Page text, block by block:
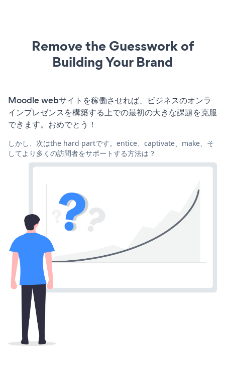
Remove the Guesswork of
Building Your Brand
Moodle webサイトを稼働させれば、ビジネスのオンラ
インプレゼンスを構築する上での最初の大きな課題を克服
できます。おめでとう！
しかし、次はthe hard partです。entice、captivate、make、そ
してより多くの訪問者をサポートする方法は？